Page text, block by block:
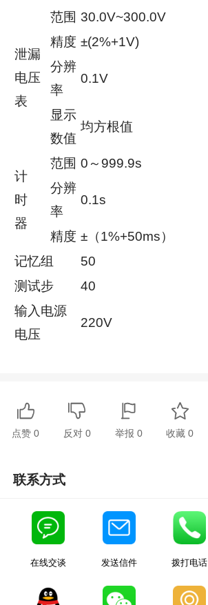
泄漏
电压
表
范围 30.0V~300.0V
精度 ±(2%+1V)
分辨
率
0.1V
显示
数值
均方根值
计
时
器
范围 0～999.9s
分辨
率
0.1s
精度 ±（1%+50ms）
记忆组
50
测试步
40
输入电源
电压
220V
点赞0 反对 0 举报 0 收藏 0
联系方式
在线交谈 发送信件 拨打电话